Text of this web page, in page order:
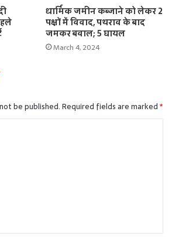
धार्मिक जमीन कब्जाने को लेकर 2
पक्षों में विवाद, पथराव के बाद
जमकर बवाल; 5 घायल
March 4, 2024
be published.Required fields are marked*